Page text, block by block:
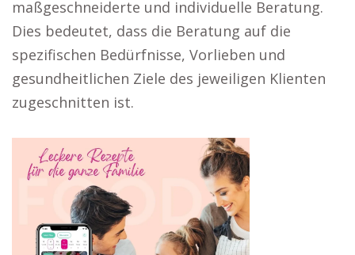
maßgeschneiderte und individuelle Beratung.
Dies bedeutet, dass die Beratung auf die
spezifischen Bedürfnisse, Vorlieben und
gesundheitlichen Ziele des jeweiligen Klienten
zugeschnitten ist.